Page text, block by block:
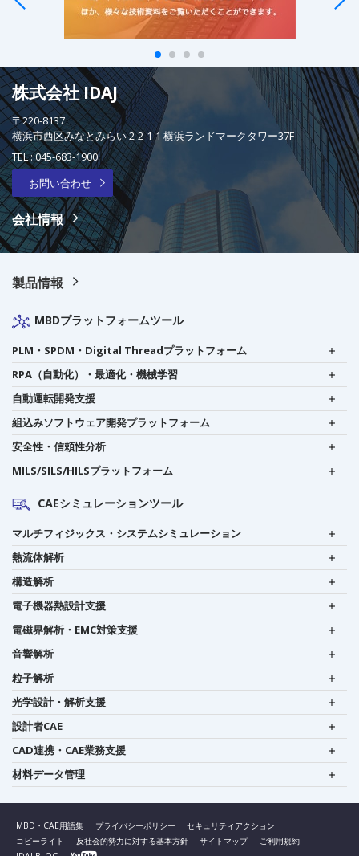
株式会社 IDAJ
〒220-8137
横浜市西区みなとみらい 2-2-1-1 横浜ランドマークタワー37F
TEL :045-683-1900
お問い合わせ
会社情報
製品情報
MBDプラットフォームツール
PLM・SPDM・Digital Threadプラットフォーム
RPA（自動化）・最適化・機械学習
自動運転開発支援
組込みソフトウェア開発プラットフォーム
安全性・信頼性分析
MILS/SILS/HILSプラットフォーム
CAEシミュレーションツール
マルチフィジックス・システムシミュレーション
熱流体解析
構造解析
電子機器熱設計支援
電磁界解析・EMC対策支援
音響解析
粒子解析
光学設計・解析支援
設計者CAE
CAD連携・CAE業務支援
材料データ管理
MBD・CAE用語集 プライバシーポリシー
セキュリティアクション
コピーライト
反社会的勢力に対する基本方針 サイトマップ
ご利用規約